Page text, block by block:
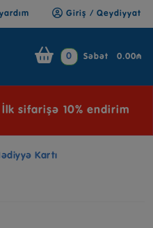
Giriş / Qeydiyyat
0 Səbət 0.00₼
İlk sifarişə 10% endirim
Kartı